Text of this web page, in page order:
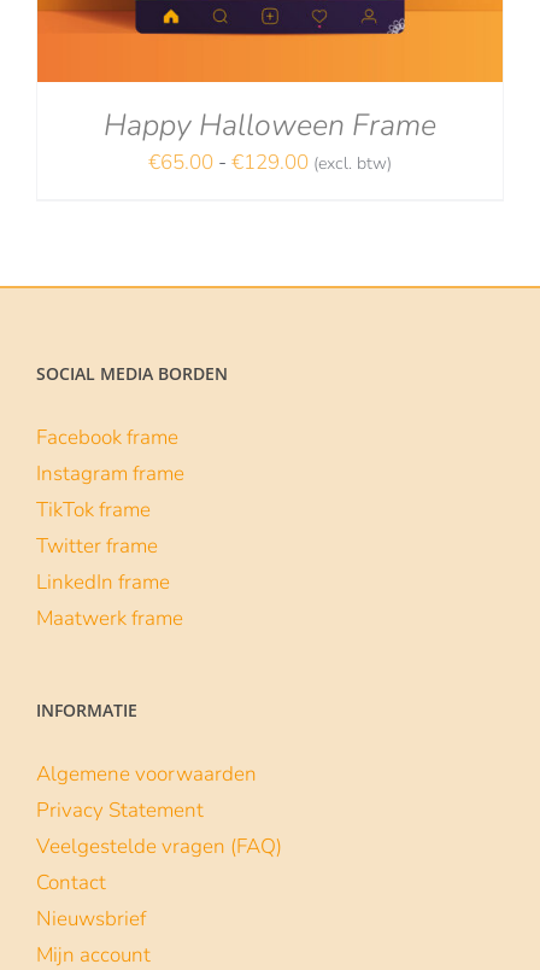
Happy Halloween Frame
€65.00 - €129.00Prijsklasse:
(excl. btw)
SOCIAL MEDIA BORDEN
Facebook frame
Instagram frame
TikTok frame
Twitter frame
LinkedIn frame
Maatwerk frame
INFORMATIE
Algemene voorwaarden
Privacy Statement
Veelgestelde vragen (FAQ)
Contact
Nieuwsbrief
Mijn account